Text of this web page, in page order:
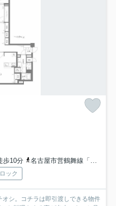
歩10分
名古屋市営鶴舞線「伏見」駅 徒歩10分
ック
オシ。コチラは即引渡しできる物件